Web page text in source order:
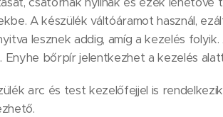
A készülék váltóáramot használ,
lesznek addig, amíg a kezelés
Enyhe bőrpír jelentkezhet a kezelés
arc és test kezelőfejjel is